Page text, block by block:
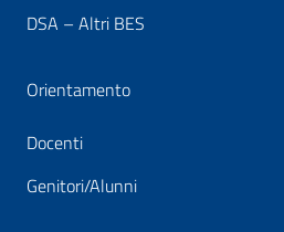
DSA – Altri BES
Orientamento
Docenti
Genitori/Alunni